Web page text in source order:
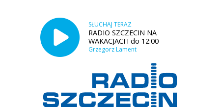
SŁUCHAJ TERAZ
RADIO SZCZECIN NA
WAKACJACH do 12:00
Grzegorz Lament